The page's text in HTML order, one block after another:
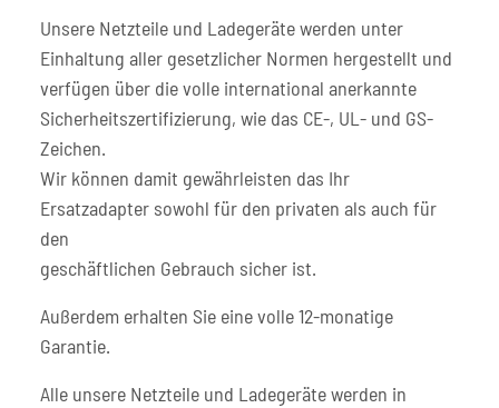
Unsere Netzteile und Ladegeräte werden unter
Einhaltung aller gesetzlicher Normen hergestellt und
verfügen über die volle international anerkannte
Sicherheitszertifizierung, wie das CE-, UL- und GS-
Zeichen.
Wir können damit gewährleisten das Ihr
Ersatzadapter sowohl für den privaten als auch für
den
geschäftlichen Gebrauch sicher ist.
Außerdem erhalten Sie eine volle 12-monatige
Garantie.
Alle unsere Netzteile und Ladegeräte werden in